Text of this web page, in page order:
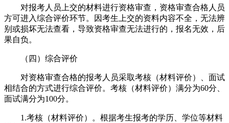
对报考人员上交的材料进行资格审查，资格审查合格人员
方可进入综合评价环节。因考生上交的资料内容不全，无法辨
别或损坏无法查看，导致资格审查无法进行的，报名无效，后
果自负。
（四）综合评价
对资格审查合格的报考人员采取考核（材料评价）、面试
相结合的方式进行综合评价。考核（材料评价）满分为60分、
面试满分为100分。
1.考核（材料评价）。根据考生报考的学历、学位等材料